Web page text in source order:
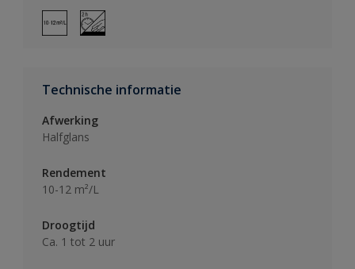
Technische informatie
Afwerking
Halfglans
Rendement
10-12 m²/L
Droogtijd
Ca. 1 tot 2 uur